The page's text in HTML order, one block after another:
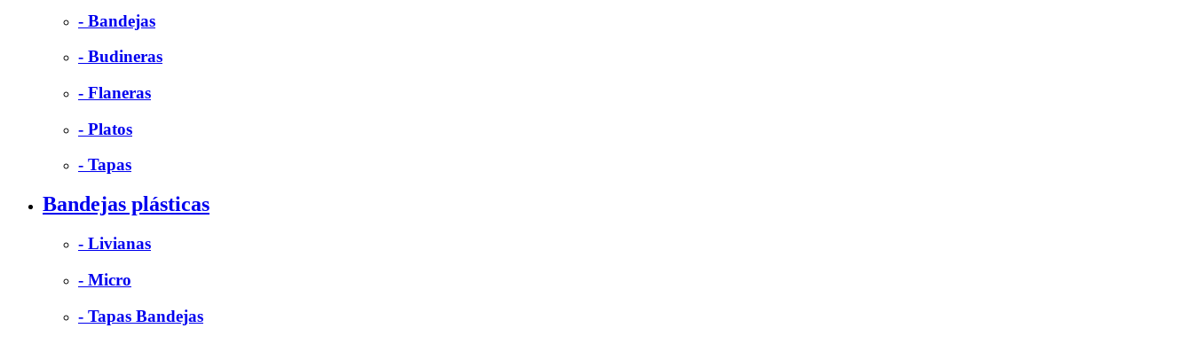
- Bandejas
- Budineras
- Flaneras
- Platos
- Tapas
Bandejas plásticas
- Livianas
- Micro
- Tapas Bandejas